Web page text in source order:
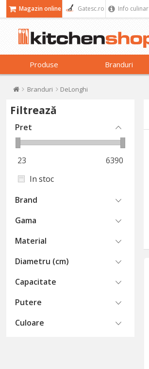
Magazin online Gatesc.ro Info culinar
Produse Branduri
Branduri DeLonghi
Filtrează
Pret
23
6390
In stoc
Brand
Gama
Material
Diametru (cm)
Capacitate
Putere
Culoare